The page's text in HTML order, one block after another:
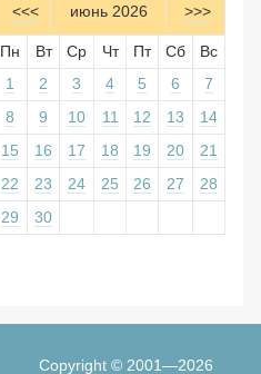
<<< июнь 2026 >>>
Пн Вт Ср Чт Пт Сб
Вс
1
2 3 4 5 6
7
8
9 10 11 12 13
14
15
16 17 18 19 20
21
22
23 24 25 26 27
28
29
30
Copyright © 2001—2026